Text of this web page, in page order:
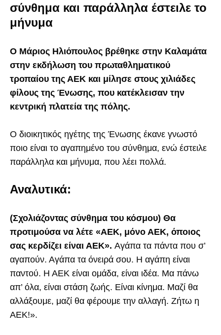
σύνθημα και παράλληλα έστειλε το
μήνυμα
O Μάριος Ηλιόπουλος βρέθηκε στην Καλαμάτα
στην εκδήλωση του πρωταθληματικού
τροπαίου της ΑΕΚ και μίλησε στους χιλιάδες
φίλους της Ένωσης, που κατέκλεισαν την
κεντρική πλατεία της πόλης.
Ο διοικητικός ηγέτης της Ένωσης έκανε γνωστό
ποιο είναι το αγαπημένο του σύνθημα, ενώ έστειλε
παράλληλα και μήνυμα, που λέει πολλά.
Αναλυτικά:
(Σχολιάζοντας σύνθημα του κόσμου) Θα
προτιμούσα να λέτε «ΑΕΚ, μόνο ΑΕΚ, όποιος
σας κερδίζει είναι ΑΕΚ». Αγάπα τα πάντα που σ’
αγαπούν. Αγάπα τα όνειρά σου. Η αγάπη είναι
παντού. Η ΑΕΚ είναι ομάδα, είναι ιδέα. Μα πάνω
απ’ όλα, είναι στάση ζωής. Είναι κίνημα. Μαζί θα
αλλάξουμε, μαζί θα φέρουμε την αλλαγή. Ζήτω η
ΑΕΚ!».